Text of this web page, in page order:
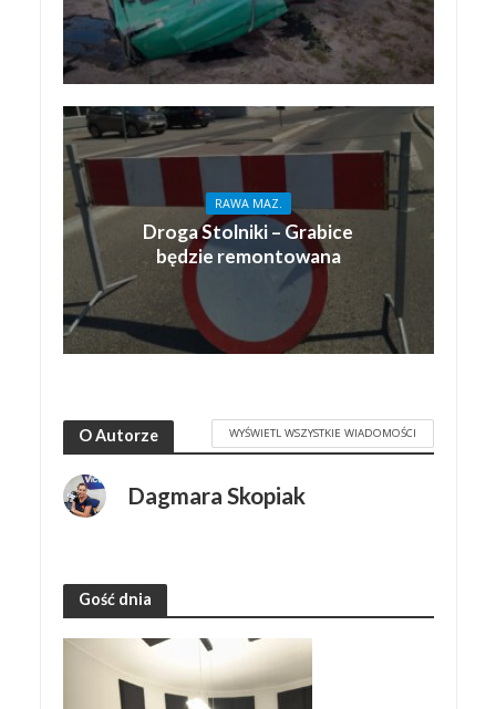
RAWA MAZ.
Droga Stolniki – Grabice
będzie remontowana
O Autorze WYŚWIETL WSZYSTKIE WIADOMOŚCI
Dagmara Skopiak
Gość dnia